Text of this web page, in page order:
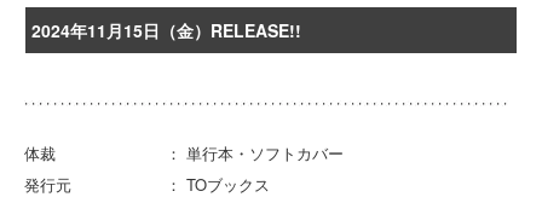
2024年11月15日（金）RELEASE!!
体裁 ： 単行本・ソフトカバー
発行元 ： TOブックス